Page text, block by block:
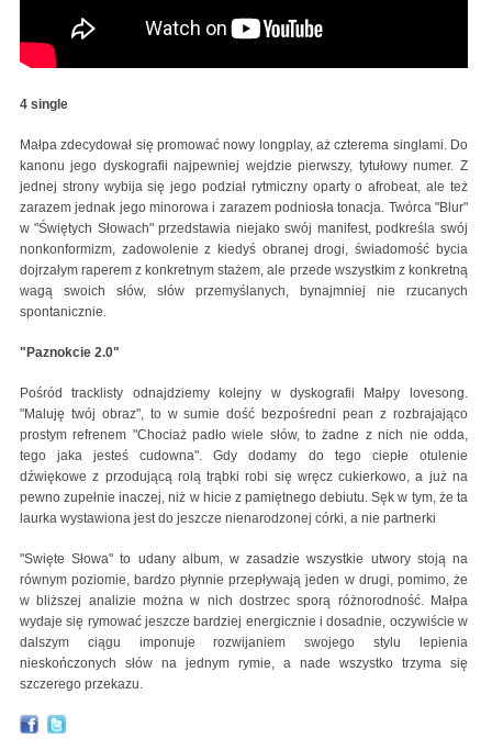
4 single
Małpa zdecydował się promować nowy longplay, aż czterema singlami. Do
kanonu jego dyskografii najpewniej wejdzie pierwszy, tytułowy numer. Z
jednej strony wybija się jego podział rytmiczny oparty o afrobeat, ale też
zarazem jednak jego minorowa i zarazem podniosła tonacja. Twórca "Blur"
w "Świętych Słowach" przedstawia niejako swój manifest, podkreśla swój
nonkonformizm, zadowolenie z kiedyś obranej drogi, świadomość bycia
dojrzałym raperem z konkretnym stażem, ale przede wszystkim z konkretną
wagą swoich słów, słów przemyślanych, bynajmniej nie rzucanych
spontanicznie.
"Paznokcie 2.0"
Pośród tracklisty odnajdziemy kolejny w dyskografii Małpy lovesong.
"Maluję twój obraz", to w sumie dość bezpośredni pean z rozbrajająco
prostym refrenem "Chociaż padło wiele słów, to żadne z nich nie odda,
tego jaka jesteś cudowna". Gdy dodamy do tego ciepłe otulenie
dźwiękowe z przodującą rolą trąbki robi się wręcz cukierkowo, a już na
pewno zupełnie inaczej, niż w hicie z pamiętnego debiutu. Sęk w tym, że ta
laurka wystawiona jest do jeszcze nienarodzonej córki, a nie partnerki
"Swięte Słowa" to udany album, w zasadzie wszystkie utwory stoją na
równym poziomie, bardzo płynnie przepływają jeden w drugi, pomimo, że
w bliższej analizie można w nich dostrzec sporą różnorodność. Małpa
wydaje się rymować jeszcze bardziej energicznie i dosadnie, oczywiście w
dalszym ciągu imponuje rozwijaniem swojego stylu lepienia
nieskończonych słów na jednym rymie, a nade wszystko trzyma się
szczerego przekazu.